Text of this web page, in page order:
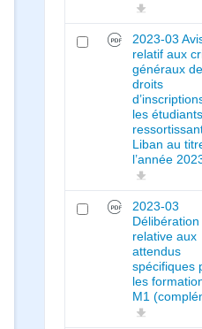
2023-03
relatif aux
généraux
droits
les
Liban au
l’année
2023-03
Délibération
relative aux
attendus
spécifiques
les
M1